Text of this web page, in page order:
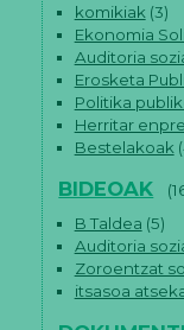
komikiak (3)
Ekonomia
Auditoria
Erosketa
Politika
Herritar
Bestelakoak
BIDEOAK
B Taldea (5)
Auditoria
Zoroentzat
itsasoa